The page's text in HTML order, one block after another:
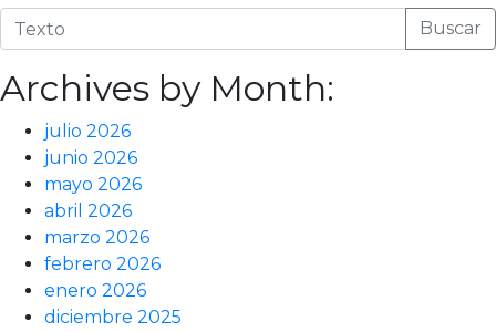
Buscar
Archives by Month:
julio 2026
junio 2026
mayo 2026
abril 2026
marzo 2026
febrero 2026
enero 2026
diciembre 2025